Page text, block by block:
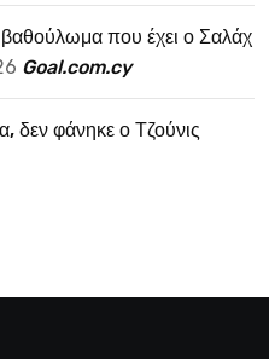
βαθούλωμα που έχει ο Σαλάχ
Goal.com.cy
δεν φάνηκε ο Τζούνις